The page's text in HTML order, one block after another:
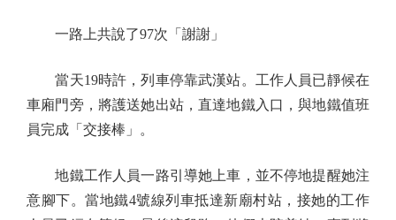
一路上共說了97次「謝謝」
當天19時許，列車停靠武漢站。工作人員已靜候在
車廂門旁，將護送她出站，直達地鐵入口，與地鐵值班
員完成「交接棒」。
地鐵工作人員一路引導她上車，並不停地提醒她注
意腳下。當地鐵4號線列車抵達新廟村站，接她的工作